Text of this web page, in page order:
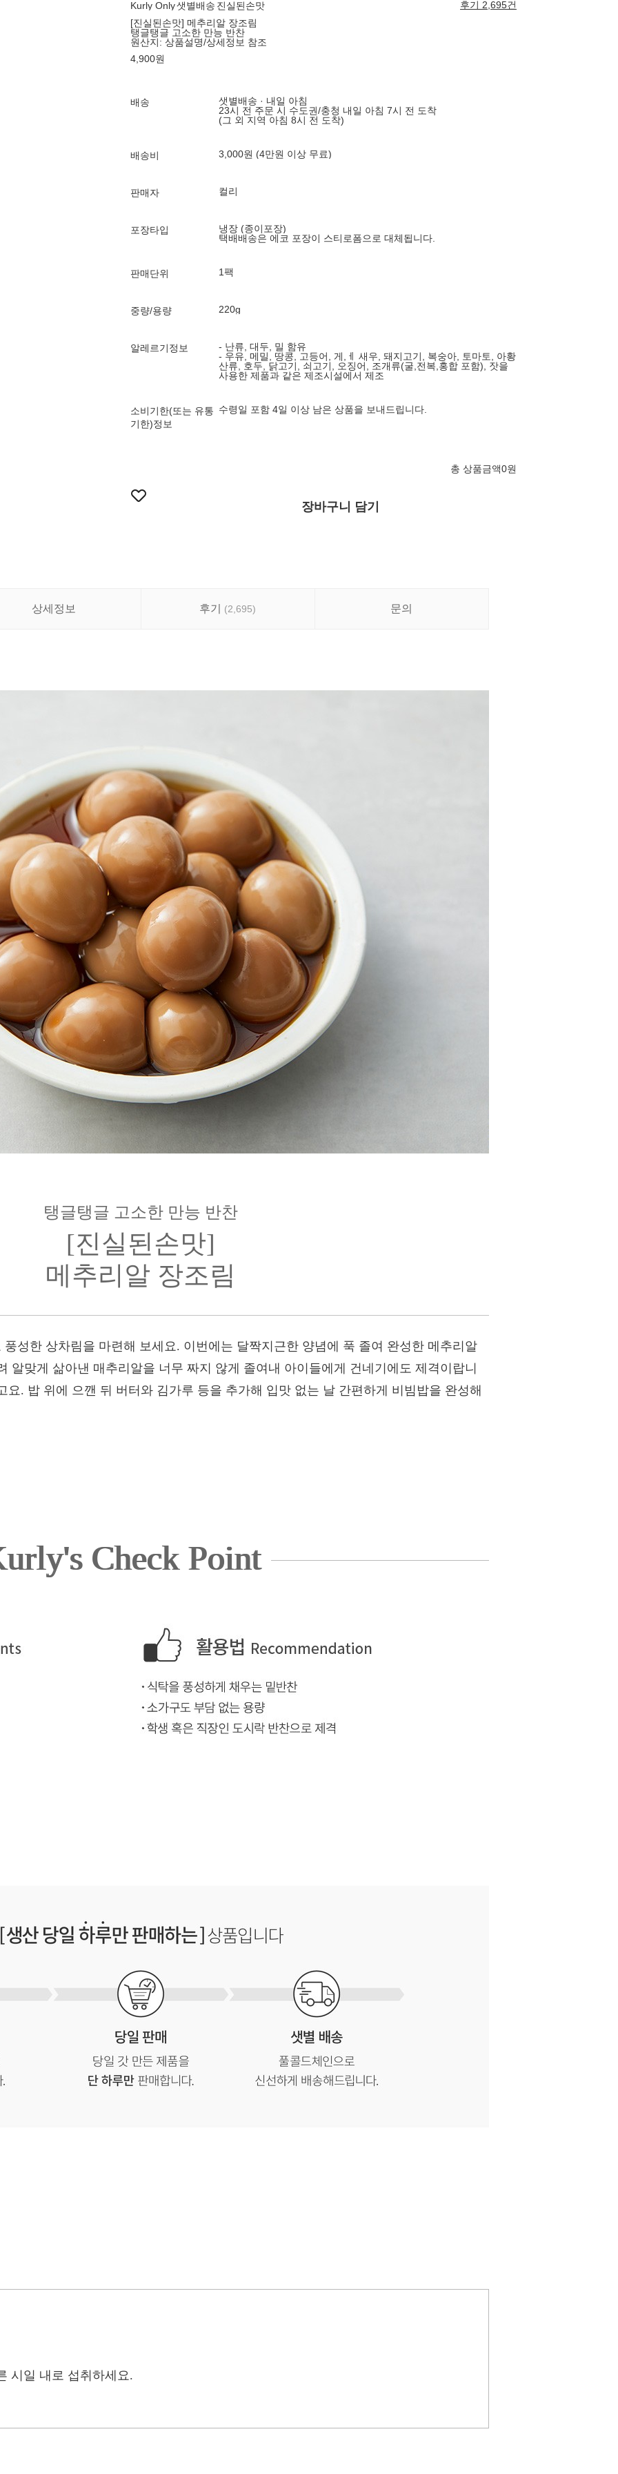
Kurly Only샛별배송 진실된손맛
후기 2,695건
[진실된손맛] 메추리알 장조림
탱글탱글 고소한 만능 반찬
원산지: 상품설명/상세정보 참조
4,900원
배송
샛별배송 · 내일 아침
23시 전 주문 시 수도권/충청 내일 아침 7시 전 도착
(그 외 지역 아침 8시 전 도착)
배송비 3,000원 (4만원 이상 무료)
판매자 컬리
포장타입
냉장 (종이포장)
택배배송은 에코 포장이 스티로폼으로 대체됩니다.
판매단위 1팩
중량/용량 220g
알레르기정보
- 난류, 대두, 밀 함유
- 우유, 메밀, 땅콩, 고등어, 게,ㅔ 새우, 돼지고기, 복숭아, 토마토, 아황
산류, 호두, 닭고기, 쇠고기, 오징어, 조개류(굴,전복,홍합 포함), 잣을
사용한 제품과 같은 제조시설에서 제조
소비기한(또는 유통
기한)정보
수령일 포함 4일 이상 남은 상품을 보내드립니다.
총 상품금액0원
장바구니 담기
상세정보 후기 (2,695) 문의
탱글탱글 고소한 만능 반찬
[진실된손맛]
메추리알 장조림
성한 상차림을 마련해 보세요. 이번에는 달짝지근한 양념에 푹 졸여 완성한 메추리알
알맞게 삶아낸 매추리알을 너무 짜지 않게 졸여내 아이들에게 건네기에도 제격이랍니
. 밥 위에 으깬 뒤 버터와 김가루 등을 추가해 입맛 없는 날 간편하게 비빔밥을 완성해
Check Point
시일 내로 섭취하세요.